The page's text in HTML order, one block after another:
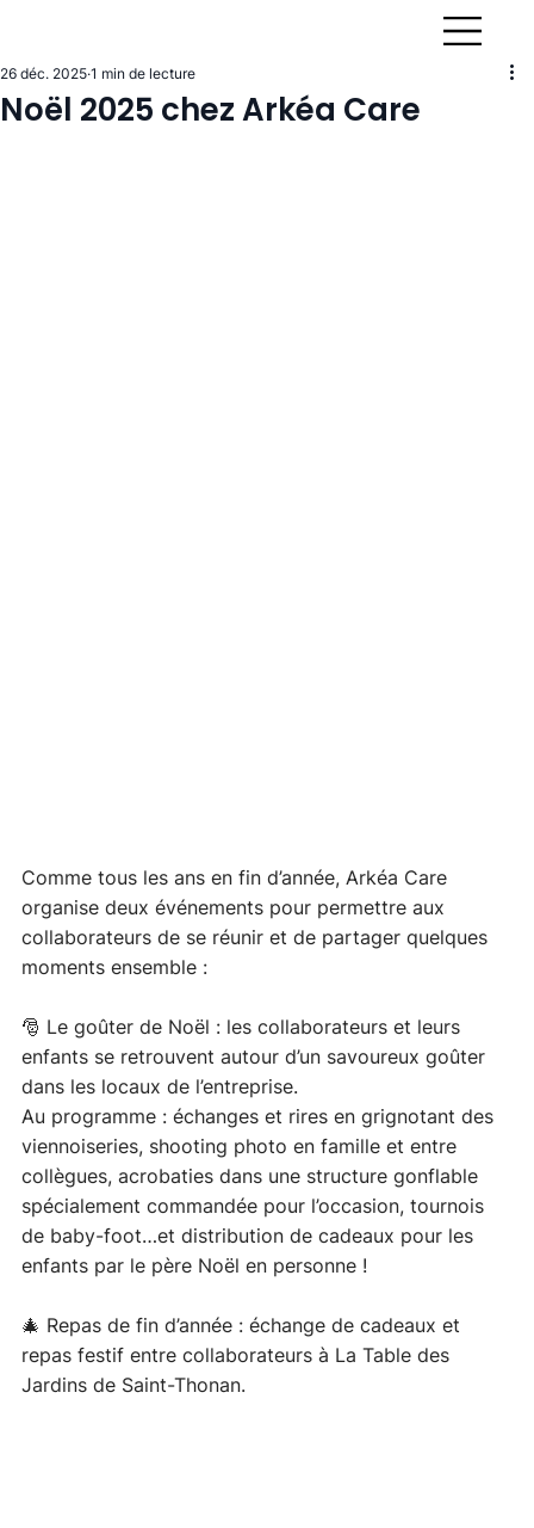
Noël 2025 chez Arkéa Care
26 déc. 2025 1 min de lecture
Comme tous les ans en fin d’année, Arkéa Care
organise deux événements pour permettre aux
collaborateurs de se réunir et de partager quelques
moments ensemble :
🎅 Le goûter de Noël : les collaborateurs et leurs
enfants se retrouvent autour d’un savoureux goûter
dans les locaux de l’entreprise.
Au programme : échanges et rires en grignotant des
viennoiseries, shooting photo en famille et entre
collègues, acrobaties dans une structure gonflable
spécialement commandée pour l’occasion, tournois
de baby-foot…et distribution de cadeaux pour les
enfants par le père Noël en personne !
🎄 Repas de fin d’année : échange de cadeaux et
repas festif entre collaborateurs à La Table des
Jardins de Saint-Thonan.